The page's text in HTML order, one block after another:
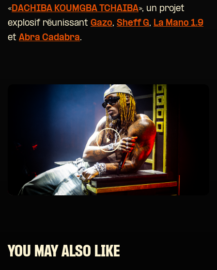
«DACHIBA KOUMGBA TCHAIBA», un projet
explosif réunissant Gazo, Sheff G, La Mano 1.9
et Abra Cadabra.
YOU MAY ALSO LIKE